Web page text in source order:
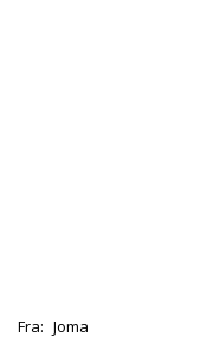
Fra: Joma